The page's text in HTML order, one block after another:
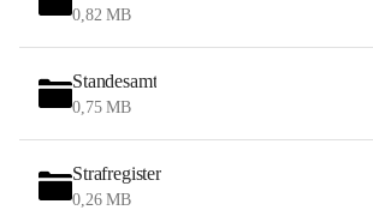
0,82 MB
Standesamt
0,75 MB
Strafregister
0,26 MB